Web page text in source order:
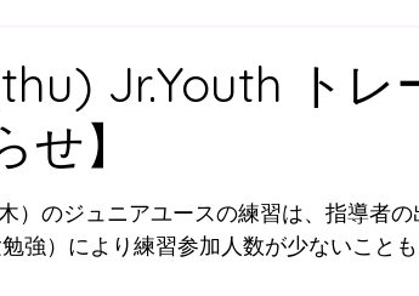
舞多聞スクール
ル 大人向けウォーキングサッカー
Jr.Youth ト
】
います。
）のジュニアユースの練習は、指導者
強）により練習参加人数が少ないこと